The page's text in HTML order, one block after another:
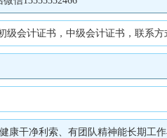
计证书，中级会计证书，联系方式
索、有团队精神能长期工作早4点30